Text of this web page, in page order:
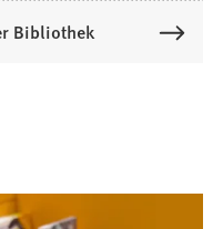
Bibliothek